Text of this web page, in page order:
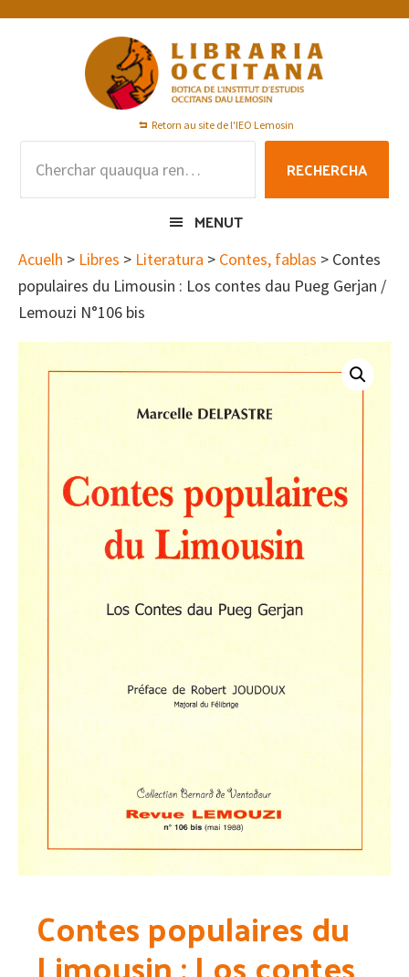
Skip
Skip
Skip
Retorn au site de l'IEO Lemosin
RECHERCHA
MENUT
Acuelh > Libres > Literatura > Contes, fablas > Contes
populaires du Limousin : Los contes dau Pueg Gerjan /
Lemouzi N°106 bis
Contes populaires du